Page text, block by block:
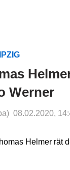
Werner
08.02.2020,